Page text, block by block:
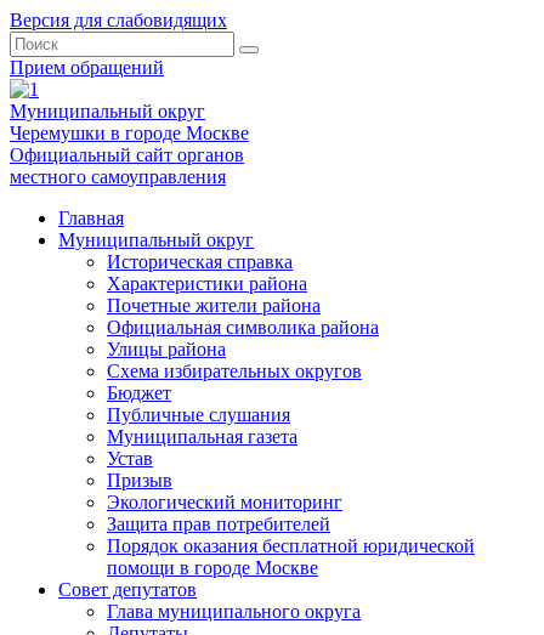
Версия для слабовидящих
Прием обращений
Муниципальный округ
Черемушки в городе Москве
Официальный сайт органов
местного самоуправления
Главная
Муниципальный округ
Историческая справка
Характеристики района
Почетные жители района
Официальная символика района
Улицы района
Схема избирательных округов
Бюджет
Публичные слушания
Муниципальная газета
Устав
Призыв
Экологический мониторинг
Защита прав потребителей
Порядок оказания бесплатной юридической
помощи в городе Москве
Совет депутатов
Глава муниципального округа